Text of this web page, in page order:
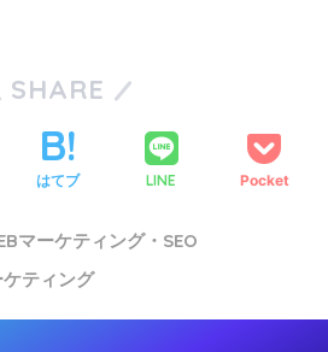
SHARE
はてブ LINE Pocket
マーケティング・SEO
ティング